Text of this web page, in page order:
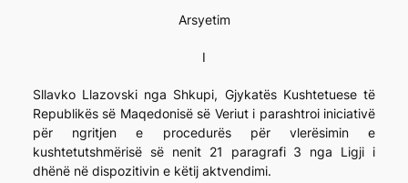
Arsyetim
I
Sllavko Llazovski nga Shkupi, Gjykatës Kushtetuese të
Republikës së Maqedonisë së Veriut i parashtroi iniciativë
për ngritjen e procedurës për vlerësimin e
kushtetutshmërisë së nenit 21 paragrafi 3 nga Ligji i
dhënë në dispozitivin e këtij aktvendimi.